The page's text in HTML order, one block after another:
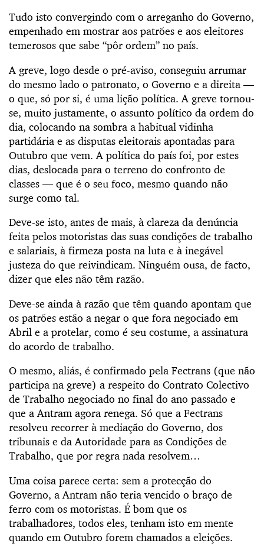
Tudo isto convergindo com o arreganho do Governo,
empenhado em mostrar aos patrões e aos eleitores
temerosos que sabe “pôr ordem” no país.
A greve, logo desde o pré-aviso, conseguiu arrumar
do mesmo lado o patronato, o Governo e a direita —
o que, só por si, é uma lição política. A greve tornou-
se, muito justamente, o assunto político da ordem do
dia, colocando na sombra a habitual vidinha
partidária e as disputas eleitorais apontadas para
Outubro que vem. A política do país foi, por estes
dias, deslocada para o terreno do confronto de
classes — que é o seu foco, mesmo quando não
surge como tal.
Deve-se isto, antes de mais, à clareza da denúncia
feita pelos motoristas das suas condições de trabalho
e salariais, à firmeza posta na luta e à inegável
justeza do que reivindicam. Ninguém ousa, de facto,
dizer que eles não têm razão.
Deve-se ainda à razão que têm quando apontam que
os patrões estão a negar o que fora negociado em
Abril e a protelar, como é seu costume, a assinatura
do acordo de trabalho.
O mesmo, aliás, é confirmado pela Fectrans (que não
participa na greve) a respeito do Contrato Colectivo
de Trabalho negociado no final do ano passado e
que a Antram agora renega. Só que a Fectrans
resolveu recorrer à mediação do Governo, dos
tribunais e da Autoridade para as Condições de
Trabalho, que por regra nada resolvem…
Uma coisa parece certa: sem a protecção do
Governo, a Antram não teria vencido o braço de
ferro com os motoristas. É bom que os
trabalhadores, todos eles, tenham isto em mente
quando em Outubro forem chamados a eleições.